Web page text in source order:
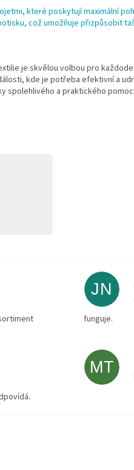
které poskytují maximální
což umožňuje přizpůsobit
je skvělou volbou pro
kde je potřeba efektivní a
a praktického
JN
funguje.
MT